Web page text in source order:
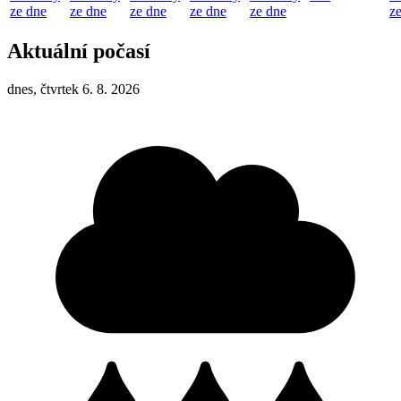
ze dne
ze dne
ze dne
ze dne
ze dne
Aktuální počasí
dnes, čtvrtek 6. 8. 2026